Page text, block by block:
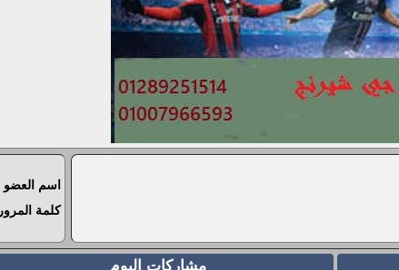
اسم العضو
كلمة المرور
مشاركات اليوم